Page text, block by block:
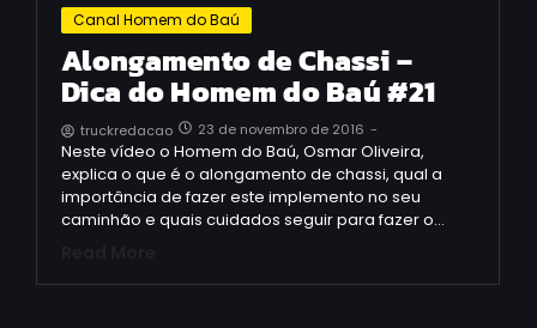
Canal Homem do Baú
Alongamento de Chassi –
Dica do Homem do Baú #21
truckredacao 23 de novembro de 2016 -
Neste vídeo o Homem do Baú, Osmar Oliveira,
explica o que é o alongamento de chassi, qual a
importância de fazer este implemento no seu
caminhão e quais cuidados seguir para fazer o…